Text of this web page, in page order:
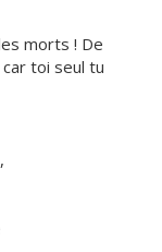
morts ! De
toi seul tu